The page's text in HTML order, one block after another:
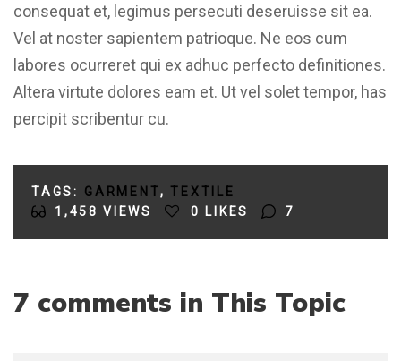
consequat et, legimus persecuti deseruisse sit ea.
Vel at noster sapientem patrioque. Ne eos cum
labores ocurreret qui ex adhuc perfecto definitiones.
Altera virtute dolores eam et. Ut vel solet tempor, has
percipit scribentur cu.
TAGS: GARMENT
TEXTILE
1,458 VIEWS 0 LIKES 7
7 comments in This Topic